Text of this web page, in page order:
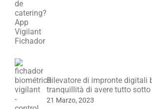
Rilevatore di impronte digitali
tranquillità di avere tutto
21 Marzo, 2023